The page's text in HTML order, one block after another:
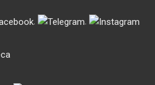
. .